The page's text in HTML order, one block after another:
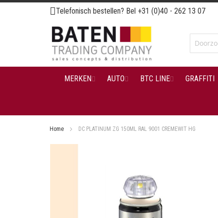
Ga
naar
de
inhoud
Telefonisch bestellen? Bel +31 (0)40 - 262 13 07
MERKEN AUTO BTC LINE GRAFFITI
Home DC PLATINUM ZG 150ML RAL 9001 CREMEWIT HG